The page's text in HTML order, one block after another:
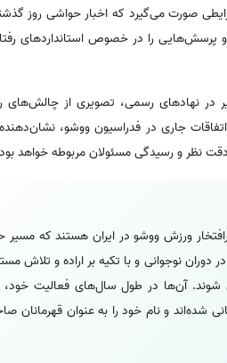
صورت می‌گیرد که اخبار حواشی روز
و پرسش‌هایی را در خصوص استانداردهای
در نهادهای رسمی، تصویری از چالش‌های
اتفاقات جاری در فدراسیون ووشو،
نظر و رسیدگی مسئولان مربوطه خواهد
ورزش ووشو در ایران هستند که مسیر
نوجوانی و با تکیه بر اراده و تلاش
شوند. آن‌ها در طول سال‌های فعالیت
شده‌اند و نام خود را به عنوان قهرمانان